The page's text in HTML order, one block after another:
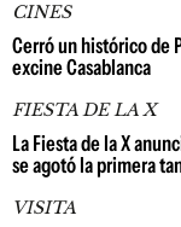
CINES
Cerró un histórico de
excine Casablanca
FIESTA DE LA X
La Fiesta de la X
se agotó la primera
VISITA